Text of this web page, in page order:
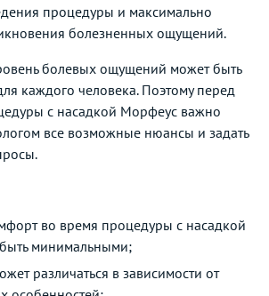
процедуры и максимально
болезненных ощущений.
болевых ощущений может быть
каждого человека. Поэтому перед
с насадкой Морфеус важно
все возможные нюансы и задать
во время процедуры с насадкой
минимальными;
различаться в зависимости от